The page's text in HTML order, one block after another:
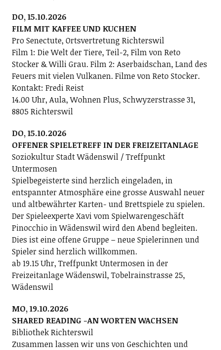
DO, 15.10.2026
FILM MIT KAFFEE UND KUCHEN
Pro Senectute, Ortsvertretung Richterswil
Film 1: Die Welt der Tiere, Teil-2, Film von Reto
Stocker & Willi Grau. Film 2: Aserbaidschan, Land des
Feuers mit vielen Vulkanen. Filme von Reto Stocker.
Kontakt: Fredi Reist
14.00 Uhr, Aula, Wohnen Plus, Schwyzerstrasse 31,
8805 Richterswil
DO, 15.10.2026
OFFENER SPIELETREFF IN DER FREIZEITANLAGE
Soziokultur Stadt Wädenswil / Treffpunkt
Untermosen
Spielbegeisterte sind herzlich eingeladen, in
entspannter Atmosphäre eine grosse Auswahl neuer
und altbewährter Karten- und Brettspiele zu spielen.
Der Spieleexperte Xavi vom Spielwarengeschäft
Pinocchio in Wädenswil wird den Abend begleiten.
Dies ist eine offene Gruppe – neue Spielerinnen und
Spieler sind herzlich willkommen.
ab 19.15 Uhr, Treffpunkt Untermosen in der
Freizeitanlage Wädenswil, Tobelrainstrasse 25,
Wädenswil
MO, 19.10.2026
SHARED READING -AN WORTEN WACHSEN
Bibliothek Richterswil
Zusammen lassen wir uns von Geschichten und